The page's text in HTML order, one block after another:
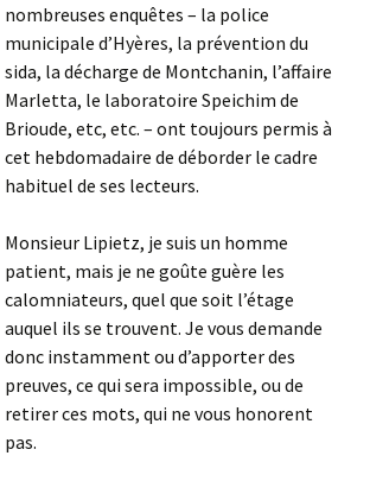
nombreuses enquêtes – la police
municipale d’Hyères, la prévention du
sida, la décharge de Montchanin, l’affaire
Marletta, le laboratoire Speichim de
Brioude, etc, etc. – ont toujours permis à
cet hebdomadaire de déborder le cadre
habituel de ses lecteurs.
Monsieur Lipietz, je suis un homme
patient, mais je ne goûte guère les
calomniateurs, quel que soit l’étage
auquel ils se trouvent. Je vous demande
donc instamment ou d’apporter des
preuves, ce qui sera impossible, ou de
retirer ces mots, qui ne vous honorent
pas.